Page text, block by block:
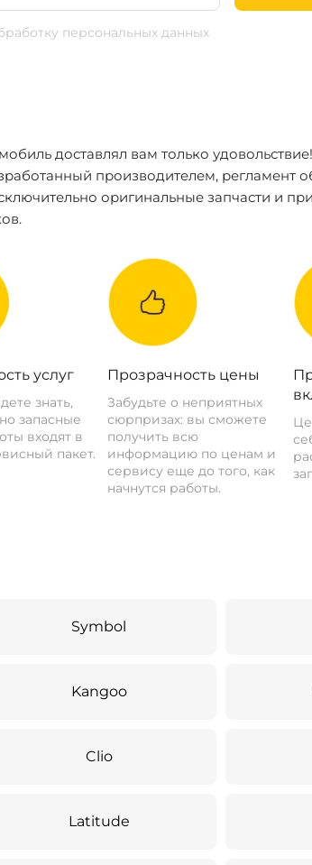
персональных данных
доставлял вам только
производителем, регламент
оригинальные запчасти и
услуг
знать,
запасные
входят в
пакет.
Прозрачность цены
Забудьте о неприятных
сюрпризах: вы сможете
получить всю
информацию по ценам и
сервису еще до того, как
начнутся работы.
Symbol
Kangoo
Clio
Latitude